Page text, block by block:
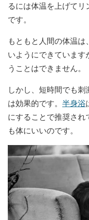
るには体温を上げて
です。
もともと人間の体温
いようにできていま
うことはできません。
しかし、短時間でも
は効果的です。 半身浴
にすることで推奨さ
も体にいいのです。